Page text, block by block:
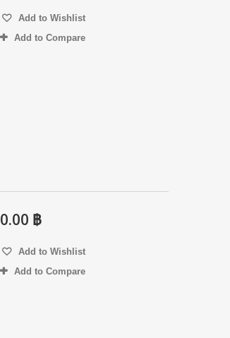
Add to Wishlist
Add to Compare
0.00 ฿
Add to Wishlist
Add to Compare